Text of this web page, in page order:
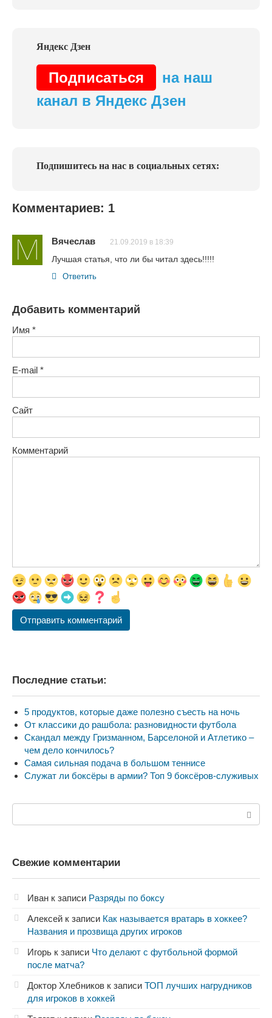
Подписаться
на наш
канал в Яндекс Дзен
Подпишитесь на нас в социальных сетях:
Комментариев: 1
Вячеслав 21.09.2019 в 18:39
Лучшая статья, что ли бы читал здесь!!!!!
Ответить
Добавить комментарий
Имя *
E-mail *
Сайт
Комментарий
Последние статьи:
5 продуктов, которые даже полезно съесть на ночь
От классики до рашбола: разновидности футбола
Скандал между Гризманном, Барселоной и Атлетико –
чем дело кончилось?
Самая сильная подача в большом теннисе
Служат ли боксёры в армии? Топ 9 боксёров-служивых
Свежие комментарии
Иван к записи Разряды по боксу
Алексей к записи Как называется вратарь в хоккее?
Названия и прозвища других игроков
Игорь к записи Что делают с футбольной формой
после матча?
Доктор Хлебников к записи ТОП лучших нагрудников
для игроков в хоккей